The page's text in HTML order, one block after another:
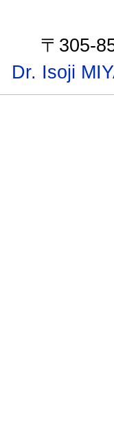
〒305-
Dr. Isoji